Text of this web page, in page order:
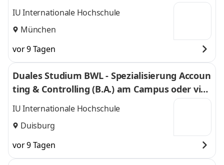
uell
IU Internationale Hochschule
München
vor 9 Tagen
Duales Studium BWL - Spezialisierung Accoun
ting & Controlling (B.A.) am Campus oder virt
uell
IU Internationale Hochschule
Duisburg
vor 9 Tagen